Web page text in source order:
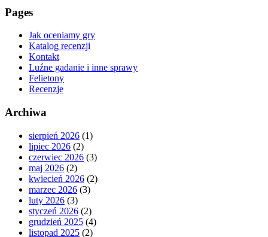
Pages
Jak oceniamy gry
Katalog recenzji
Kontakt
Luźne gadanie i inne sprawy
Felietony
Recenzje
Archiwa
sierpień 2026 (1)
lipiec 2026 (2)
czerwiec 2026 (3)
maj 2026 (2)
kwiecień 2026 (2)
marzec 2026 (3)
luty 2026 (3)
styczeń 2026 (2)
grudzień 2025 (4)
listopad 2025 (2)